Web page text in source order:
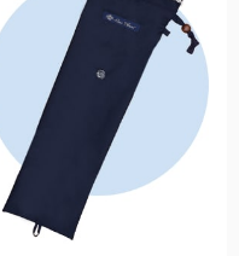
ジ
傘の特大サイズ。
はゴムを使用。
傘が差せないシーンに。
バー
。
ラス